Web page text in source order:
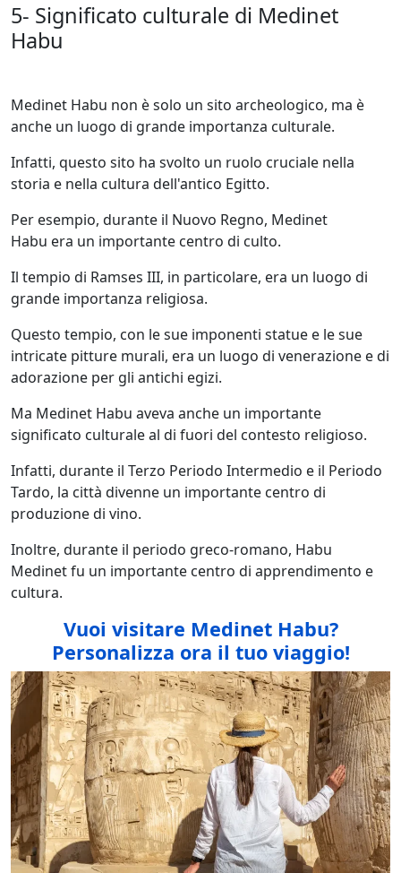
5- Significato culturale di Medinet
Habu
Medinet Habu non è solo un sito archeologico, ma è
anche un luogo di grande importanza culturale.
Infatti, questo sito ha svolto un ruolo cruciale nella
storia e nella cultura dell'antico Egitto.
Per esempio, durante il Nuovo Regno, Medinet
Habu era un importante centro di culto.
Il tempio di Ramses III, in particolare, era un luogo di
grande importanza religiosa.
Questo tempio, con le sue imponenti statue e le sue
intricate pitture murali, era un luogo di venerazione e di
adorazione per gli antichi egizi.
Ma Medinet Habu aveva anche un importante
significato culturale al di fuori del contesto religioso.
Infatti, durante il Terzo Periodo Intermedio e il Periodo
Tardo, la città divenne un importante centro di
produzione di vino.
Inoltre, durante il periodo greco-romano, Habu
Medinet fu un importante centro di apprendimento e
cultura.
Vuoi visitare Medinet Habu?
Personalizza ora il tuo viaggio!